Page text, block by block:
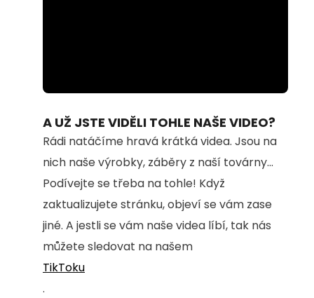
74.69%
A UŽ JSTE VIDĚLI TOHLE NAŠE VIDEO?
Rádi natáčíme hravá krátká videa. Jsou na
nich naše výrobky, záběry z naší továrny...
Podívejte se třeba na tohle! Když
zaktualizujete stránku, objeví se vám zase
jiné. A jestli se vám naše videa líbí, tak nás
můžete sledovat na našem
TikToku
.